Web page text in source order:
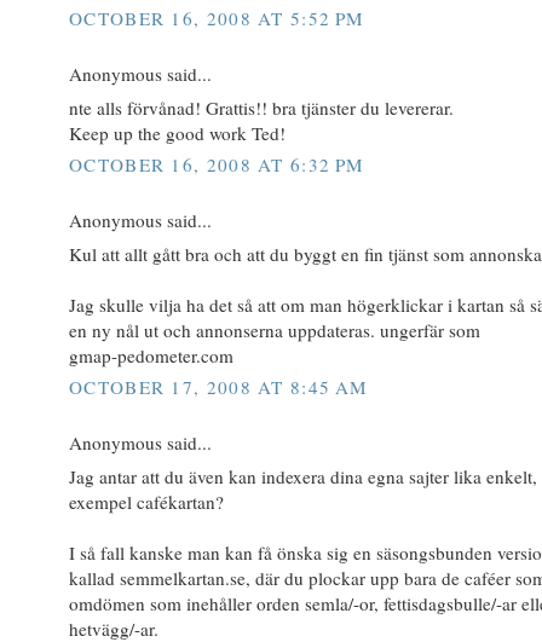
OCTOBER 16, 2008 AT 5:52 PM
Anonymous said...
nte alls förvånad! Grattis!! bra tjänster du levererar.
Keep up the good work Ted!
OCTOBER 16, 2008 AT 6:32 PM
Anonymous said...
Kul att allt gått bra och att du byggt en fin tjänst som
Jag skulle vilja ha det så att om man högerklickar i kartan så
en ny nål ut och annonserna uppdateras. ungerfär som
gmap-pedometer.com
OCTOBER 17, 2008 AT 8:45 AM
Anonymous said...
Jag antar att du även kan indexera dina egna sajter lika
exempel cafékartan?
I så fall kanske man kan få önska sig en säsongsbunden
kallad semmelkartan.se, där du plockar upp bara de caféer
omdömen som inehåller orden semla/-or, fettisdagsbulle/-ar
hetvägg/-ar.